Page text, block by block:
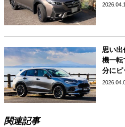
思い出
機一転
分にピ
関連記事